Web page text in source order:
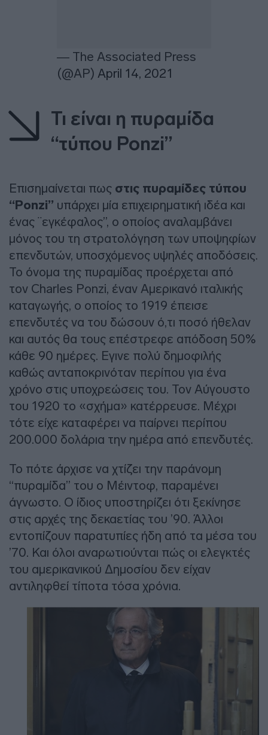
— The Associated Press
(@AP) April 14, 2021
Τι είναι η πυραμίδα
“τύπου Ponzi”
Επισημαίνεται πως στις πυραμίδες τύπου
“Ponzi” υπάρχει μία επιχειρηματική ιδέα και
ένας ¨εγκέφαλος”, ο οποίος αναλαμβάνει
μόνος του τη στρατολόγηση των υποψηφίων
επενδυτών, υποσχόμενος υψηλές αποδόσεις.
Το όνομα της πυραμίδας προέρχεται από
τον Charles Ponzi, έναν Αμερικανό ιταλικής
καταγωγής, ο οποίος το 1919 έπεισε
επενδυτές να του δώσουν ό,τι ποσό ήθελαν
και αυτός θα τους επέστρεφε απόδοση 50%
κάθε 90 ημέρες. Εγινε πολύ δημοφιλής
καθώς ανταποκρινόταν περίπου για ένα
χρόνο στις υποχρεώσεις του. Τον Αύγουστο
του 1920 το «σχήμα» κατέρρευσε. Μέχρι
τότε είχε καταφέρει να παίρνει περίπου
200.000 δολάρια την ημέρα από επενδυτές.
Το πότε άρχισε να χτίζει την παράνομη
“πυραμίδα” του ο Μέιντοφ, παραμένει
άγνωστο. Ο ίδιος υποστηρίζει ότι ξεκίνησε
στις αρχές της δεκαετίας του ’90. Άλλοι
εντοπίζουν παρατυπίες ήδη από τα μέσα του
’70. Και όλοι αναρωτιούνται πώς οι ελεγκτές
του αμερικανικού Δημοσίου δεν είχαν
αντιληφθεί τίποτα τόσα χρόνια.